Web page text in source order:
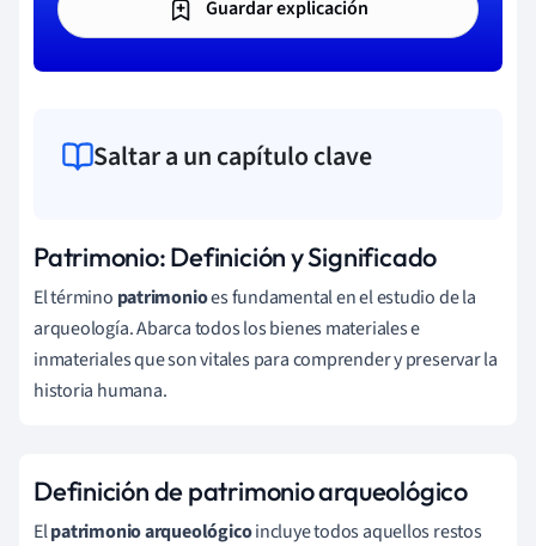
Guardar explicación
Saltar a un capítulo clave
Patrimonio: Definición y Significado
El término patrimonioes fundamental en el estudio de la
arqueología. Abarca todos los bienes materiales e
inmateriales que son vitales para comprender y preservar la
historia humana.
Definición de patrimonio arqueológico
Elpatrimonio arqueológicoincluye todos aquellos restos